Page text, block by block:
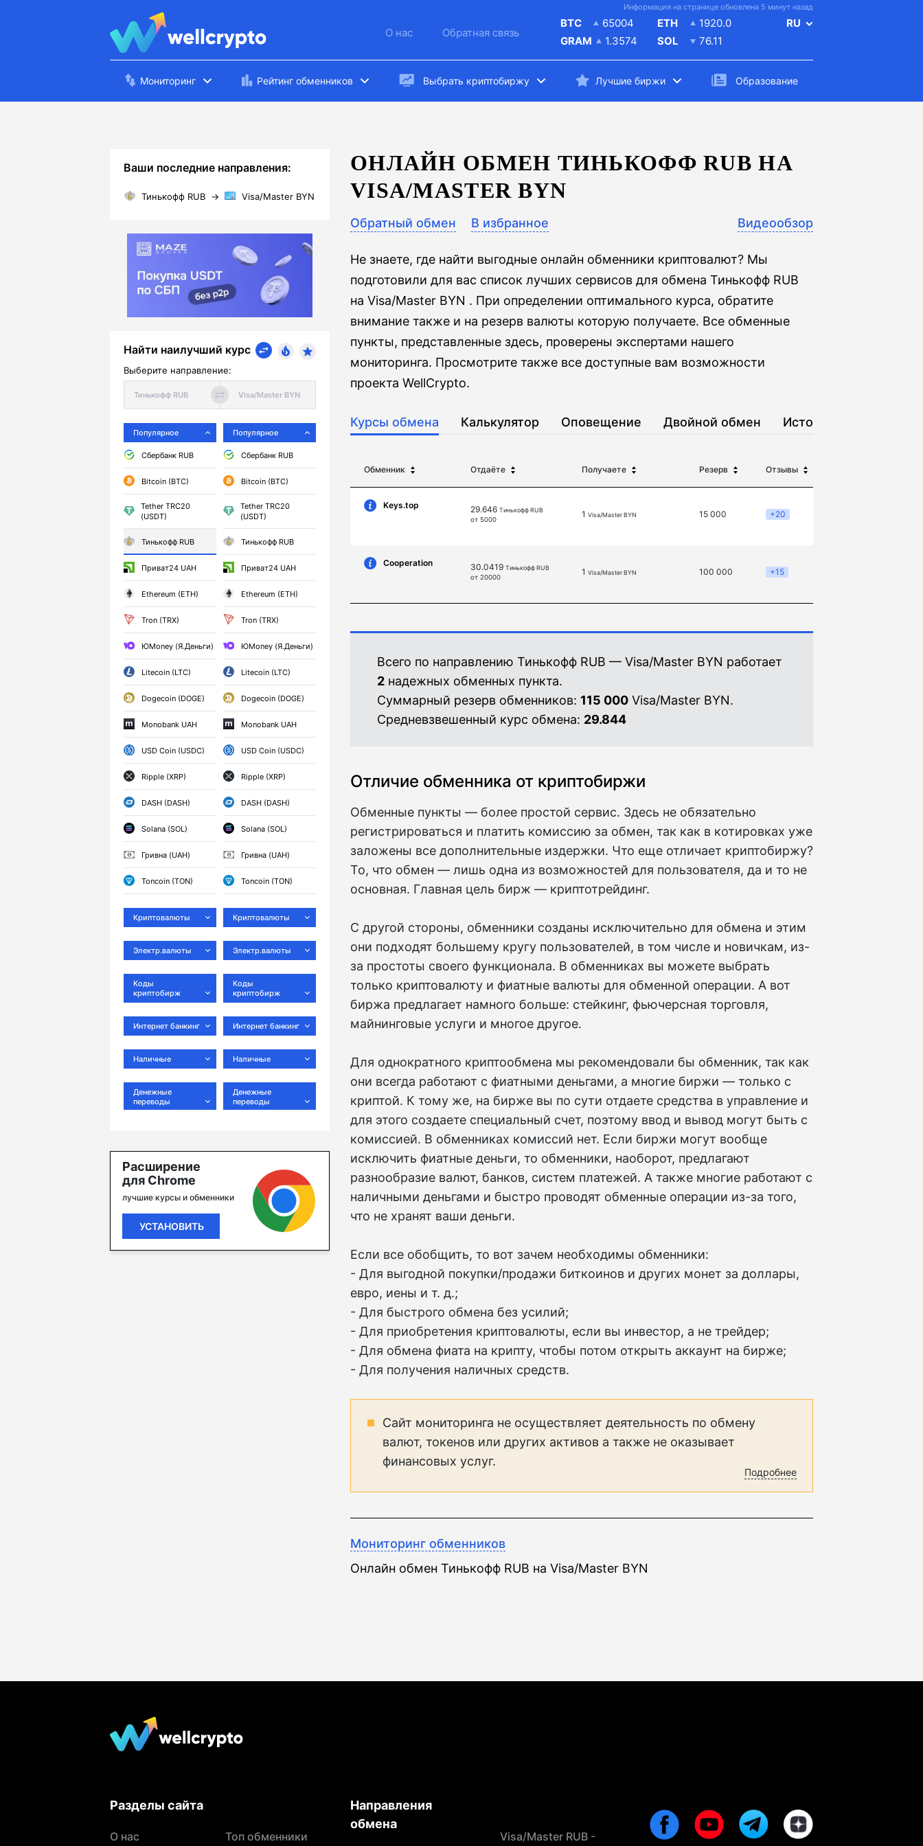
Информация на странице обновлена 5 минут назад
О нас Обратная связь
BTC
65004
GRAM
1.3574
ETH
1920.0
SOL
76.11
RU
Мониторинг Рейтинг обменников Выбрать криптобиржу Лучшие биржи Образование
Ваши последние направления:
Тинькофф RUB → Visa/Master BYN
Найти наилучший курс
Выберите направление:
Популярное
Сбербанк RUB
Bitcoin (BTC)
Tether TRC20
(USDT)
Тинькофф RUB
Приват24 UAH
Ethereum (ETH)
Tron (TRX)
ЮMoney (Я.Деньги)
Litecoin (LTC)
Dogecoin (DOGE)
Monobank UAH
USD Coin (USDC)
Ripple (XRP)
DASH (DASH)
Solana (SOL)
Гривна (UAH)
Toncoin (TON)
Криптовалюты
Электр.валюты
Коды
криптобирж
Интернет банкинг
Наличные
Денежные
переводы
Популярное
Сбербанк RUB
Bitcoin (BTC)
Tether TRC20
(USDT)
Тинькофф RUB
Приват24 UAH
Ethereum (ETH)
Tron (TRX)
ЮMoney (Я.Деньги)
Litecoin (LTC)
Dogecoin (DOGE)
Monobank UAH
USD Coin (USDC)
Ripple (XRP)
DASH (DASH)
Solana (SOL)
Гривна (UAH)
Toncoin (TON)
Криптовалюты
Электр.валюты
Коды
криптобирж
Интернет банкинг
Наличные
Денежные
переводы
Расширение
для Chrome
лучшие курсы и обменники
УСТАНОВИТЬ
ОНЛАЙН ОБМЕН ТИНЬКОФФ RUB НА
VISA/MASTER BYN
Обратный обмен В избранное Видеообзор
Не знаете, где найти выгодные онлайн обменники криптовалют? Мы
подготовили для вас список лучших сервисов для обмена Тинькофф RUB
на Visa/Master BYN . При определении оптимального курса, обратите
внимание также и на резерв валюты которую получаете. Все обменные
пункты, представленные здесь, проверены экспертами нашего
мониторинга. Просмотрите также все доступные вам возможности
проекта WellCrypto.
Курсы обмена Калькулятор Оповещение Двойной обмен История
Обменник Отдаёте Получаете Резерв Отзывы
Keys.top 29.646 Тинькофф RUB
от 5000
1 Visa/Master BYN 15 000 +20
Cooperation 30.0419 Тинькофф RUB
от 20000
1 Visa/Master BYN 100 000 +15
Всего по направлению Тинькофф RUB — Visa/Master BYN работает
2 надежных обменных пункта.
Суммарный резерв обменников: 115 000 Visa/Master BYN.
Средневзвешенный курс обмена: 29.844
Отличие обменника от криптобиржи
Обменные пункты — более простой сервис. Здесь не обязательно
регистрироваться и платить комиссию за обмен, так как в котировках уже
заложены все дополнительные издержки. Что еще отличает криптобиржу?
То, что обмен — лишь одна из возможностей для пользователя, да и то не
основная. Главная цель бирж — криптотрейдинг.
С другой стороны, обменники созданы исключительно для обмена и этим
они подходят большему кругу пользователей, в том числе и новичкам, из-
за простоты своего функционала. В обменниках вы можете выбрать
только криптовалюту и фиатные валюты для обменной операции. А вот
биржа предлагает намного больше: стейкинг, фьючерсная торговля,
майнинговые услуги и многое другое.
Для однократного криптообмена мы рекомендовали бы обменник, так как
они всегда работают с фиатными деньгами, а многие биржи — только с
криптой. К тому же, на бирже вы по сути отдаете средства в управление и
для этого создаете специальный счет, поэтому ввод и вывод могут быть с
комиссией. В обменниках комиссий нет. Если биржи могут вообще
исключить фиатные деньги, то обменники, наоборот, предлагают
разнообразие валют, банков, систем платежей. А также многие работают с
наличными деньгами и быстро проводят обменные операции из-за того,
что не хранят ваши деньги.
Если все обобщить, то вот зачем необходимы обменники:
- Для выгодной покупки/продажи биткоинов и других монет за доллары,
евро, иены и т. д.;
- Для быстрого обмена без усилий;
- Для приобретения криптовалюты, если вы инвестор, а не трейдер;
- Для обмена фиата на крипту, чтобы потом открыть аккаунт на бирже;
- Для получения наличных средств.
Сайт мониторинга не осуществляет деятельность по обмену
валют, токенов или других активов а также не оказывает
финансовых услуг.
Подробнее
Мониторинг обменников
Онлайн обмен Тинькофф RUB на Visa/Master BYN
Разделы сайта
О нас Топ обменники
Направления
обмена
Visa/Master RUB -